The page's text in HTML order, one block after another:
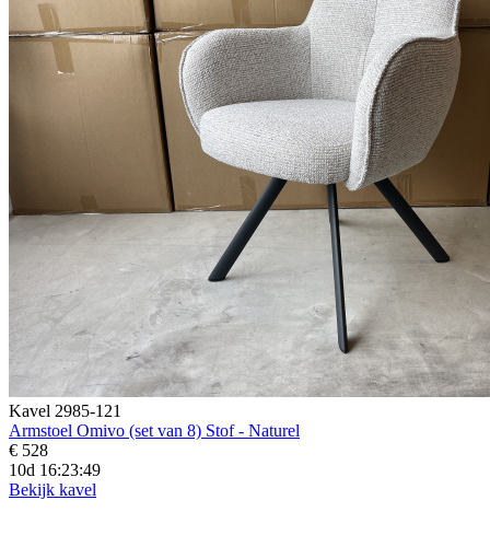
Kavel 2985-121
Armstoel Omivo (set van 8) Stof - Naturel
€ 528
10d 16:23:48
Bekijk kavel